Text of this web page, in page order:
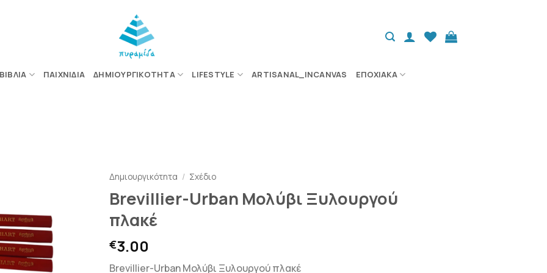
ΒΙΒΛΊΑ ΠΑΙΧΝΊΔΙΑ ΔΗΜΙΟΥΡΓΙΚΌΤΗΤΑ LIFESTYLE ARTISANAL_INCANVAS ΕΠΟΧΙΑΚΆ
Δημιουργικότητα / Σχέδιο
Brevillier-Urban Μολύβι Ξυλουργού
πλακέ
€3.00
Brevillier-Urban Μολύβι Ξυλουργού πλακέ